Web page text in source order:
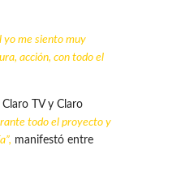
yo me siento muy
acción, con todo el
TV y Claro
todo el proyecto y
manifestó entre